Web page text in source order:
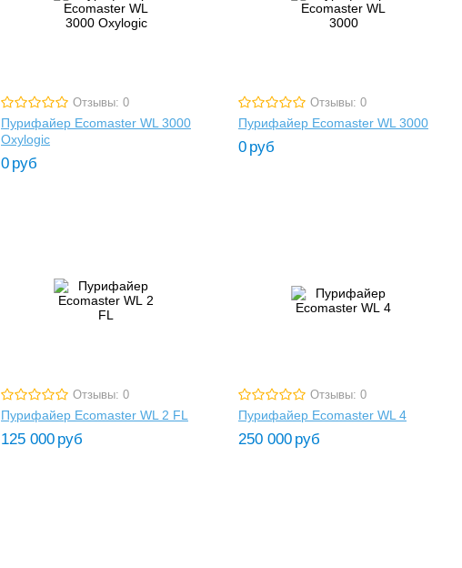
Отзывы: 0
Пурифайер Ecomaster WL 3000
Oxylogic
0 руб
Отзывы: 0
Пурифайер Ecomaster WL 3000
0 руб
Отзывы: 0
Пурифайер Ecomaster WL 2 FL
125 000 руб
Отзывы: 0
Пурифайер Ecomaster WL 4
250 000 руб